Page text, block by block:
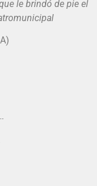
le brindó de pie el